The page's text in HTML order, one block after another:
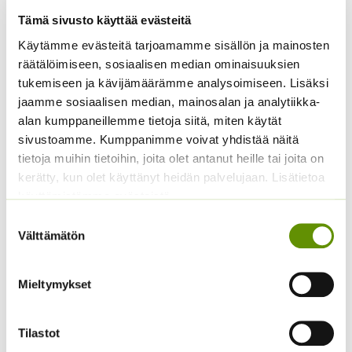
Tämä sivusto käyttää evästeitä
Käytämme evästeitä tarjoamamme sisällön ja mainosten
räätälöimiseen, sosiaalisen median ominaisuuksien
tukemiseen ja kävijämäärämme analysoimiseen. Lisäksi
jaamme sosiaalisen median, mainosalan ja analytiikka-
alan kumppaneillemme tietoja siitä, miten käytät
sivustoamme. Kumppanimme voivat yhdistää näitä
tietoja muihin tietoihin, joita olet antanut heille tai joita on
kerätty, kun olet käyttänyt heidän palvelujaan. Lisätietoa
käyttämistämme evästeistä
valinta
Välttämätön
Mieltymykset
Tilastot
Loistosädekukka
Arizona Apricot
5,00 € Sisältää arvonlisäveron
Loistosädekukka
Arizona Red Shades
250 s.
12,50 €
Sisältää